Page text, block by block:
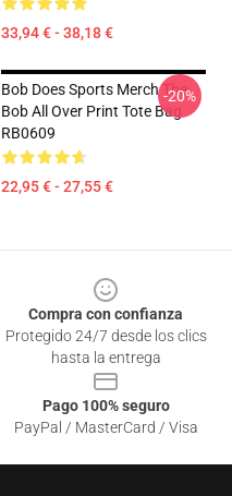
33,94 € - 38,18 €
Bob Does Sports Merch The
Bob All Over Print Tote Bag
RB0609
22,95 € - 27,55 €
-20%
Compra con confianza
Protegido 24/7 desde los clics
hasta la entrega
Pago 100% seguro
PayPal / MasterCard / Visa